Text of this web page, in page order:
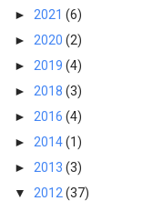
► 2021 (6)
► 2020 (2)
► 2019 (4)
► 2018 (3)
► 2016 (4)
► 2014(1)
► 2013 (3)
▼ 2012 (37)